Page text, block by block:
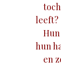
toch
leeft?
Hun
hun
en